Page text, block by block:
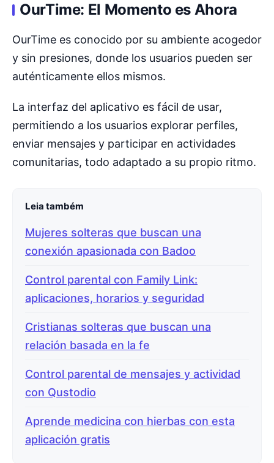
OurTime: El Momento es Ahora
OurTime es conocido por su ambiente acogedor
y sin presiones, donde los usuarios pueden ser
auténticamente ellos mismos.
La interfaz del aplicativo es fácil de usar,
permitiendo a los usuarios explorar perfiles,
enviar mensajes y participar en actividades
comunitarias, todo adaptado a su propio ritmo.
Leia também
Mujeres solteras que buscan una
conexión apasionada con Badoo
Control parental con Family Link:
aplicaciones, horarios y seguridad
Cristianas solteras que buscan una
relación basada en la fe
Control parental de mensajes y actividad
con Qustodio
Aprende medicina con hierbas con esta
aplicación gratis